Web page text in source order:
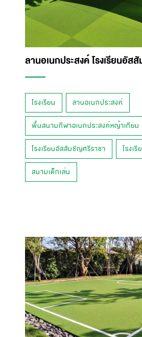
ลานอเนกประสงค์ โรงเรียนอัส
โรงเรียน ลานอเนกประสงค์
พื้นสนามกีฬาอเนกประสงค์หญ้าเทียม
โรงเรียนอัสสัมชัญศรีราชา โรงเ
สนามเด็กเล่น